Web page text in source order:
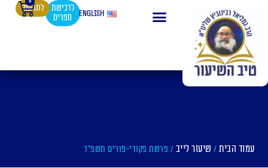
English
לרכישת
ספרים
לתרומה
עגלת
עמוד הבית/ שיעור לייב / פרשת פקודי-פורים תשפ"ד